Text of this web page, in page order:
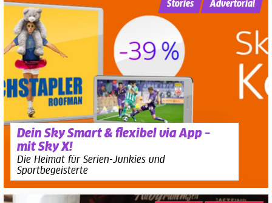
Dein Sky Smart & flexibel via App –
mit Sky X!
Die Heimat für Serien-Junkies und
Sportbegeisterte
Stories Advertorial